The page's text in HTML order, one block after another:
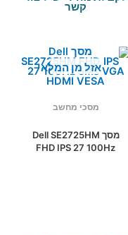
קשר
אזל מן המלאי
מסכי מחשב
מסך Dell SE2725HM
FHD IPS 27 100Hz